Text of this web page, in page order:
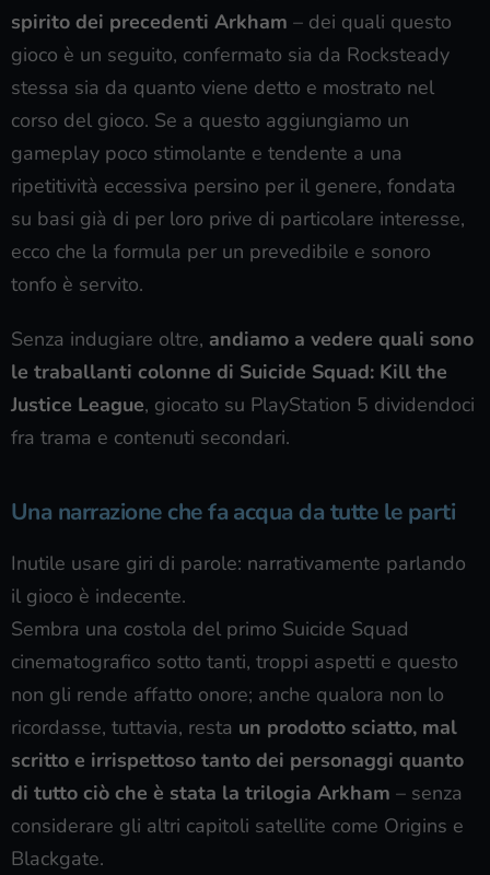
spirito dei precedenti Arkham – dei quali questo
gioco è un seguito, confermato sia da Rocksteady
stessa sia da quanto viene detto e mostrato nel
corso del gioco. Se a questo aggiungiamo un
gameplay poco stimolante e tendente a una
ripetitività eccessiva persino per il genere, fondata
su basi già di per loro prive di particolare interesse,
ecco che la formula per un prevedibile e sonoro
tonfo è servito.
Senza indugiare oltre, andiamo a vedere quali sono
le traballanti colonne di Suicide Squad: Kill the
Justice League, giocato su PlayStation 5 dividendoci
fra trama e contenuti secondari.
Una narrazione che fa acqua da tutte le parti
Inutile usare giri di parole: narrativamente parlando
il gioco è indecente.
Sembra una costola del primo Suicide Squad
cinematografico sotto tanti, troppi aspetti e questo
non gli rende affatto onore; anche qualora non lo
ricordasse, tuttavia, resta un prodotto sciatto, mal
scritto e irrispettoso tanto dei personaggi quanto
di tutto ciò che è stata la trilogia Arkham – senza
considerare gli altri capitoli satellite come Origins e
Blackgate.